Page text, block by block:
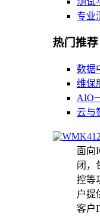
专业
热门推荐
数据
维保
AIO
云与
面向
闭，
控等
户提
客户